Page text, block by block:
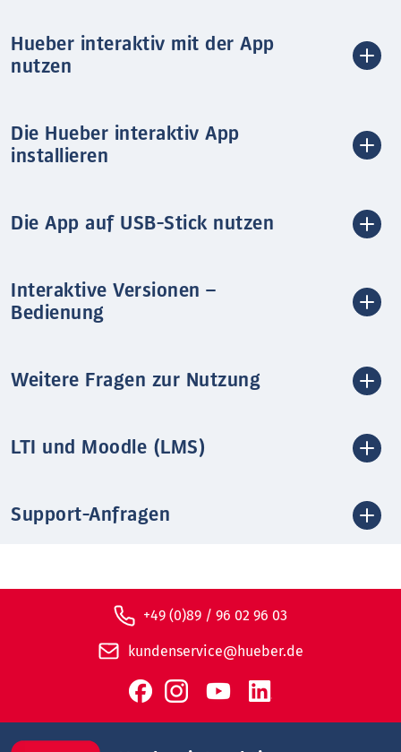
Hueber interaktiv mit der App
nutzen
Die Hueber interaktiv App
installieren
Die App auf USB-Stick nutzen
Interaktive Versionen –
Bedienung
Weitere Fragen zur Nutzung
LTI und Moodle (LMS)
Support-Anfragen
+49 (0)89 / 96 02 96 03
kundenservice@hueber.de